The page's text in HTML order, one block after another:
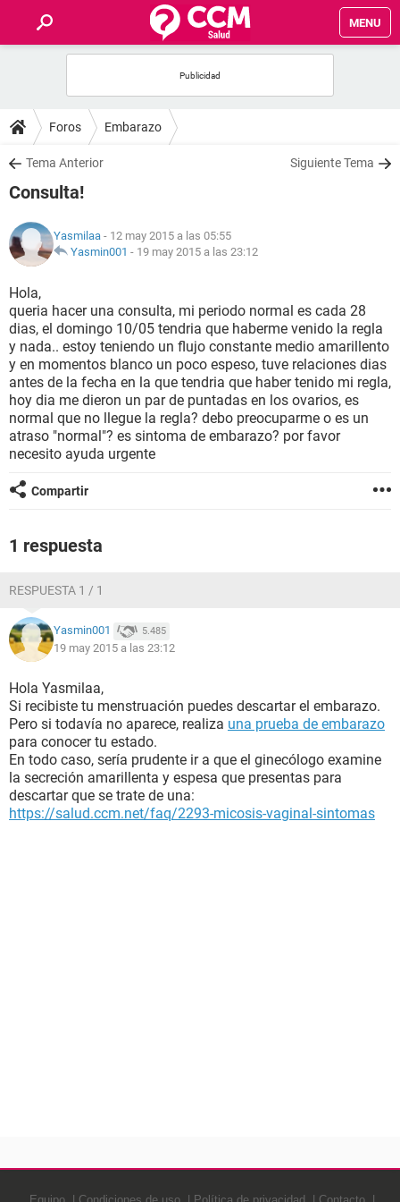
MENU
FOROS
SALUD
NUTRICIÓN
BIENESTAR
SEXUALIDAD
GLOSARIO
Foros Embarazo
Tema Anterior Siguiente Tema
Consulta!
Yasmilaa - 12 may 2015 a las 05:55
Yasmin001 - 19 may 2015 a las 23:12
Hola,
queria hacer una consulta, mi periodo normal es cada 28
dias, el domingo 10/05 tendria que haberme venido la regla
y nada.. estoy teniendo un flujo constante medio amarillento
y en momentos blanco un poco espeso, tuve relaciones dias
antes de la fecha en la que tendria que haber tenido mi regla,
hoy dia me dieron un par de puntadas en los ovarios, es
normal que no llegue la regla? debo preocuparme o es un
atraso "normal"? es sintoma de embarazo? por favor
necesito ayuda urgente
Compartir
1 respuesta
RESPUESTA 1 / 1
Yasmin001 5.485
19 may 2015 a las 23:12
Hola Yasmilaa,
Si recibiste tu menstruación puedes descartar el embarazo.
Pero si todavía no aparece, realiza una prueba de embarazo
para conocer tu estado.
En todo caso, sería prudente ir a que el ginecólogo examine
la secreción amarillenta y espesa que presentas para
descartar que se trate de una:
https://salud.ccm.net/faq/2293-micosis-vaginal-sintomas